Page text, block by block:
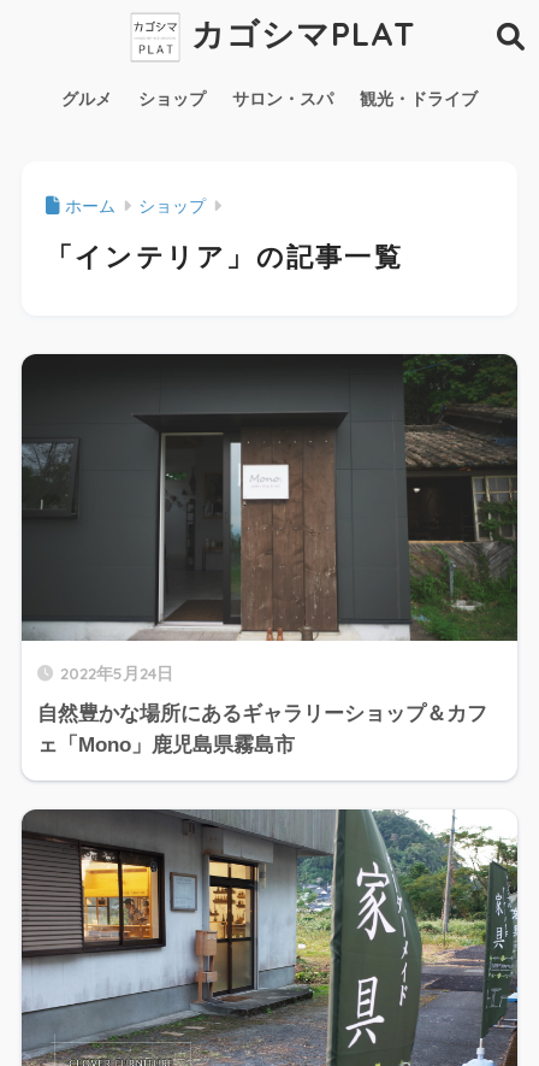
カゴシマPLAT
グルメ ショップ サロン・スパ 観光・ドライブ
ホーム ショップ
「インテリア」の記事一覧
2022年5月24日
自然豊かな場所にあるギャラリーショップ＆カフ
ェ「Mono」鹿児島県霧島市